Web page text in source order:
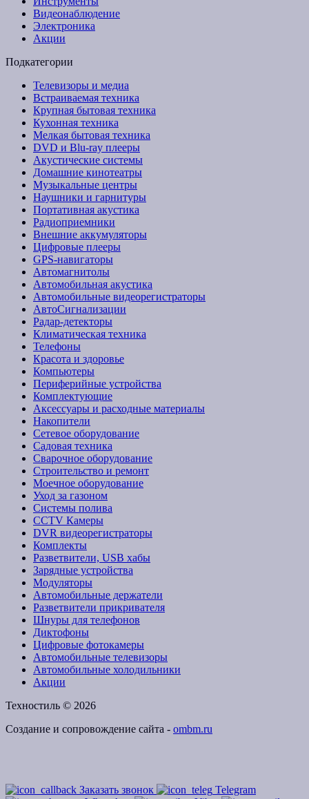
Видеонаблюдение
Электроника
Акции
Подкатегории
Телевизоры и медиа
Встраиваемая техника
Крупная бытовая техника
Кухонная техника
Мелкая бытовая техника
DVD и Blu-ray плееры
Акустические системы
Домашние кинотеатры
Музыкальные центры
Наушники и гарнитуры
Портативная акустика
Радиоприемники
Внешние аккумуляторы
Цифровые плееры
GPS-навигаторы
Автомагнитолы
Автомобильная акустика
Автомобильные видеорегистраторы
АвтоСигнализации
Радар-детекторы
Климатическая техника
Телефоны
Красота и здоровье
Компьютеры
Периферийные устройства
Комплектующие
Аксессуары и расходные материалы
Накопители
Сетевое оборудование
Садовая техника
Сварочное оборудование
Строительство и ремонт
Моечное оборудование
Уход за газоном
Системы полива
CCTV Камеры
DVR видеорегистраторы
Комплекты
Разветвители, USB хабы
Зарядные устройства
Модуляторы
Автомобильные держатели
Разветвители прикривателя
Шнуры для телефонов
Диктофоны
Цифровые фотокамеры
Автомобильные телевизоры
Автомобильные холодильники
Акции
Техностиль © 2026
Создание и сопровождение сайта - ombm.ru
Заказать звонок
Telegram